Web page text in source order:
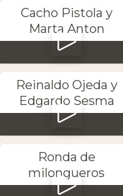
Cacho Pistola y
Marta Anton
Reinaldo Ojeda y
Edgardo Sesma
Ronda de
milongueros